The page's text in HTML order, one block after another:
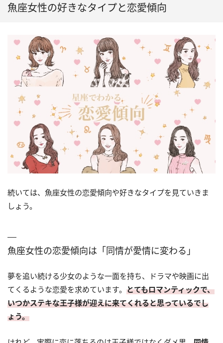
魚座女性の好きなタイプと恋愛傾向
続いては、魚座女性の恋愛傾向や好きなタイプを見ていきま
しょう。
魚座女性の恋愛傾向は「同情が愛情に変わる」
夢を追い続ける少女のような一面を持ち、ドラマや映画に出
てくるような恋愛を求めています。 とてもロマンティックで、
いつかステキな王子様が迎えに来てくれると思っているでし
ょう。